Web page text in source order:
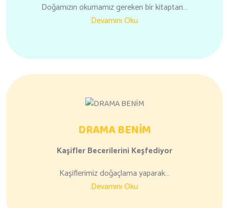
Doğamızın okumamız gereken bir kitaptan…
Devamını Oku
DRAMA BENİM
KaşiflerBecerilerini Keşfediyor
Kaşiflerimiz doğaçlama yaparak…
Devamını Oku